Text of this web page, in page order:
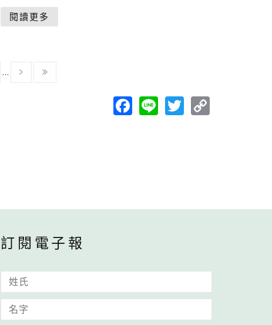
閱讀更多
…
Facebook
LineTwitter
訂閱電子報